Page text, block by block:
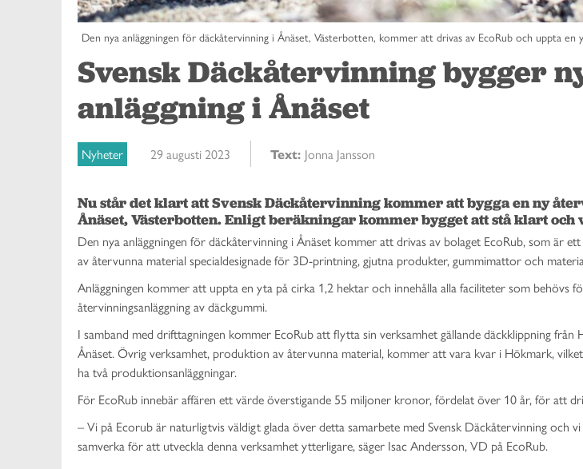
Den nya anläggningen för däckåtervinning i Ånäset, Västerbotten, kommer att drivas av EcoRub och uppta en
Svensk Däckåtervinning bygger
anläggning i Ånäset
Nyheter 29 augusti 2023 Text: Jonna Jansson
Nu står det klart att Svensk Däckåtervinning kommer att bygga en ny
Ånäset, Västerbotten. Enligt beräkningar kommer bygget att stå klart
Den nya anläggningen för däckåtervinning i Ånäset kommer att drivas av bolaget EcoRub, somär
av återvunna material specialdesignade för 3D-printning, gjutna produkter, gummimattor och
Anläggningen kommer att uppta en yta på cirka 1,2 hektar och innehålla alla faciliteter som behövs
återvinningsanläggning av däckgummi.
I samband med drifttagningen kommer EcoRub att flytta sin verksamhet gällande däckklippning från
Ånäset. Övrig verksamhet, produktion av återvunna material, kommer att vara kvar i Hökmark,
ha två produktionsanläggningar.
För EcoRub innebär affären ett värde överstigande 55 miljoner kronor, fördelat över 10 år, för att
–Vi på Ecorub är naturligtvis väldigt glada över detta samarbete med Svensk Däckåtervinning och
samverka för att utveckla denna verksamhet ytterligare, säger Isac Andersson, VD på EcoRub.